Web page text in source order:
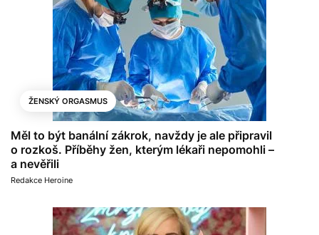
ŽENSKÝ ORGASMUS
Měl to být banální zákrok, navždy je ale připravil
o rozkoš. Příběhy žen, kterým lékaři nepomohli –
a nevěřili
Redakce Heroine